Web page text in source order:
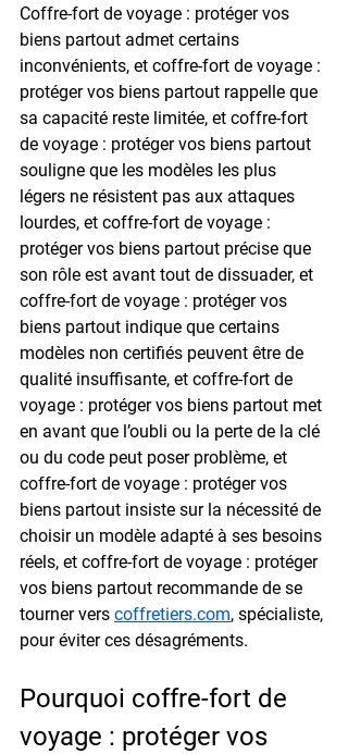
Coffre-fort de voyage : protéger vos
biens partout admet certains
inconvénients, et coffre-fort de voyage :
protéger vos biens partout rappelle que
sa capacité reste limitée, et coffre-fort
de voyage : protéger vos biens partout
souligne que les modèles les plus
légers ne résistent pas aux attaques
lourdes, et coffre-fort de voyage :
protéger vos biens partout précise que
son rôle est avant tout de dissuader, et
coffre-fort de voyage : protéger vos
biens partout indique que certains
modèles non certifiés peuvent être de
qualité insuffisante, et coffre-fort de
voyage : protéger vos biens partout met
en avant que l’oubli ou la perte de la clé
ou du code peut poser problème, et
coffre-fort de voyage : protéger vos
biens partout insiste sur la nécessité de
choisir un modèle adapté à ses besoins
réels, et coffre-fort de voyage : protéger
vos biens partout recommande de se
tourner vers coffretiers.com, spécialiste,
pour éviter ces désagréments.
Pourquoi coffre-fort de
voyage : protéger vos